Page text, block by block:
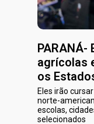
PARANÁ-
agrícolas
os
Eles irão
norte-
escolas,
selecionados